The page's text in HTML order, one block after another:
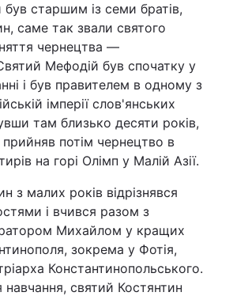
старшим із семи братів,
саме так звали святого
чернецтва —
Мефодій був спочатку у
і був правителем в одному з
імперії слов'янських
там близько десяти років,
потім чернецтво в
на горі Олімп у Малій Азії.
з малих років відрізнявся
і вчився разом з
Михайлом у кращих
зокрема у Фотія,
Константинопольського.
навчання, святий Костянтин